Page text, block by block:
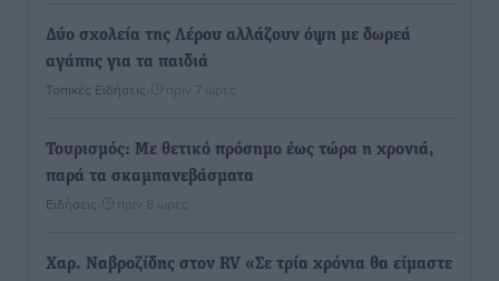
Δύο σχολεία της Λέρου αλλάζουν όψη με δωρεά
αγάπης για τα παιδιά
Τοπικές Ειδήσεις πριν 7 ώρες
Τουρισμός: Με θετικό πρόσημο έως τώρα η χρονιά,
παρά τα σκαμπανεβάσματα
Ειδήσεις πριν 8 ώρες
Χαρ. Ναβροζίδης στον RV «Σε τρία χρόνια θα είμαστε